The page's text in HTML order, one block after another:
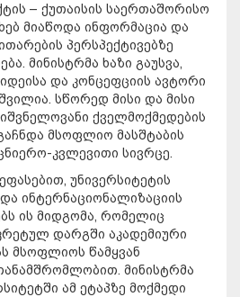
– ქუთაისის საერთაშორისო
მიაწოდა ინფორმაცია და
პერსპექტივებზე
მინისტრმა ხაზი გაუსვა,
და კონცეფციის ავტორი
სწორედ მისი და მისი
ქველმოქმედების
მსოფლიო მასშტაბის
კვლევითი სივრცე.
უნივერსიტეტის
ინტერნაციონალიზაციის
ის მიდგომა, რომელიც
დარგში აკადემიური
მსოფლიოს წამყვან
მინისტრმა
ამ ეტაპზე მოქმედი